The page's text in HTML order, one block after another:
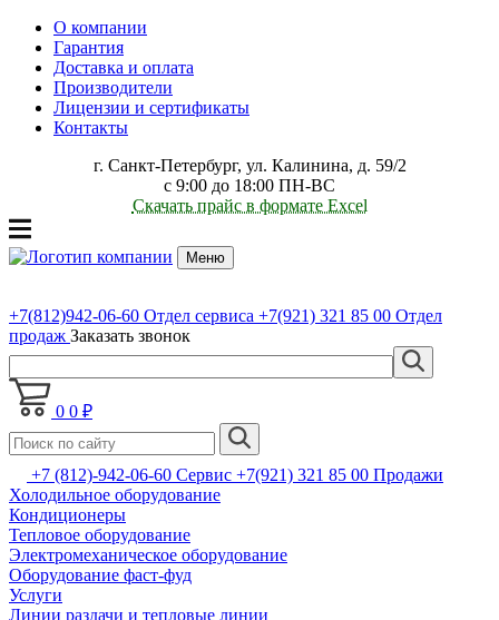
О компании
Гарантия
Доставка и оплата
Производители
Лицензии и сертификаты
Контакты
г. Санкт-Петербург, ул. Калинина, д. 59/2
с 9:00 до 18:00 ПН-ВС
Скачать прайс в формате Excel
Меню
+7(812)942-06-60 Отдел сервиса +7(921) 321 85 00 Отдел
продаж Заказать звонок
0 0 ₽
+7 (812)-942-06-60 Сервис +7(921) 321 85 00 Продажи
Холодильное оборудование
Кондиционеры
Тепловое оборудование
Электромеханическое оборудование
Оборудование фаст-фуд
Услуги
Линии раздачи и тепловые линии